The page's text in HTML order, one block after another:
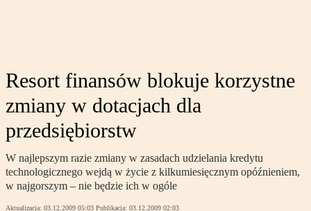
Resort finansów blokuje korzystne
zmiany w dotacjach dla
przedsiębiorstw
W najlepszym razie zmiany w zasadach udzielania kredytu
technologicznego wejdą w życie z kilkumiesięcznym opóźnieniem,
w najgorszym – nie będzie ich w ogóle
Aktualizacja: 03.12.2009 05:03 Publikacja: 03.12.2009 02:03